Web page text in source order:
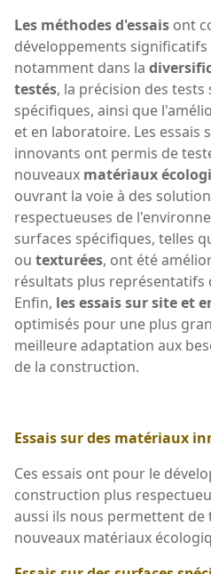
Les méthodes d'essais ont
développements significatifs
notamment dans la
testés, la précision des tests
spécifiques, ainsi que
et en laboratoire. Les essais
innovants ont permis de
nouveaux matériaux
ouvrant la voie à des
respectueuses de
surfaces spécifiques, telles
ou texturées, ont été
résultats plus représentatifs
Enfin, les essais sur site et
optimisés pour une plus
meilleure adaptation aux
de la construction.
Essais sur des matériaux
Ces essais ont pour le
construction plus
aussi ils nous permettent de
nouveaux matériaux